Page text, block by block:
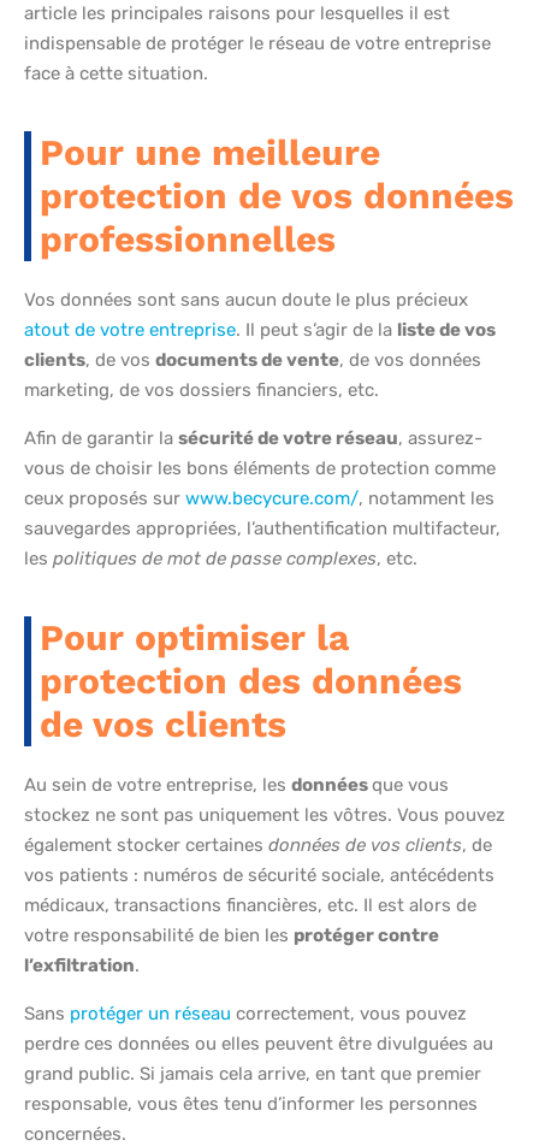
article les principales raisons pour lesquelles il est
indispensable de protéger le réseau de votre entreprise
face à cette situation.
Pour une meilleure
protection de vos données
professionnelles
Vos données sont sans aucun doute le plus précieux
atout de votre entreprise. Il peut s’agir de la liste de vos
clients, de vos documents de vente, de vos données
marketing, de vos dossiers financiers, etc.
Afin de garantir la sécurité de votre réseau, assurez-
vous de choisir les bons éléments de protection comme
ceux proposés sur www.becycure.com/, notamment les
sauvegardes appropriées, l’authentification multifacteur,
les politiques de mot de passe complexes, etc.
Pour optimiser la
protection des données
de vos clients
Au sein de votre entreprise, les donnéesque vous
stockez ne sont pas uniquement les vôtres. Vous pouvez
également stocker certaines données de vos clients, de
vos patients : numéros de sécurité sociale, antécédents
médicaux, transactions financières, etc. Il est alors de
votre responsabilité de bien les protéger contre
l’exfiltration.
Sans protéger un réseau correctement, vous pouvez
perdre ces données ou elles peuvent être divulguées au
grand public. Si jamais cela arrive, en tant que premier
responsable, vous êtes tenu d’informer les personnes
concernées.